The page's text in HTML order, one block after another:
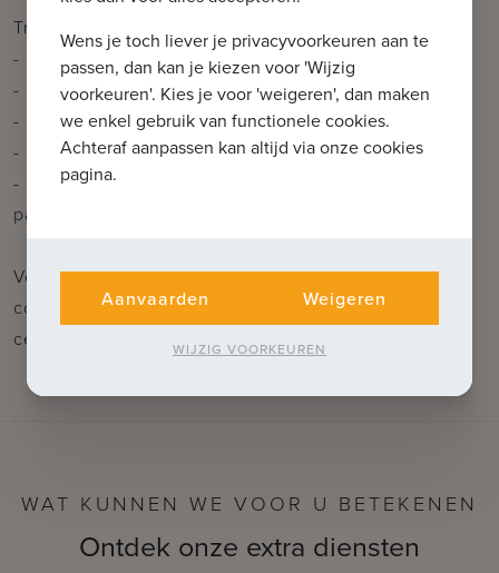
Troeven:
- Uitstekende zichtbaarheid met AAA locatie!
- Centrale, maar rustige ligging in hartje Oostkamp
- Kleinschalige en hoogwaardige residentie
- Lichtrijke handelsruimte met zonnige terrassen
- Private bovengrondse parking + voldoende
parkeermogelijkheden in de straat
Voor verdere informatie of vrijblijvend bezoek
contacteer Céline op 0476 60 60 23 of mail naar
celine@immax.be
WAT KUNNEN WE VOOR U BETEKENEN
Ontdek onze extra diensten
Wens je toch liever je privacyvoorkeuren aan te
passen, dan kan je kiezen voor 'Wijzig
voorkeuren'. Kies je voor 'weigeren', dan maken
we enkel gebruik van functionele cookies.
Achteraf aanpassen kan altijd via onze cookies
pagina.
Aanvaarden Weigeren
WIJZIG VOORKEUREN